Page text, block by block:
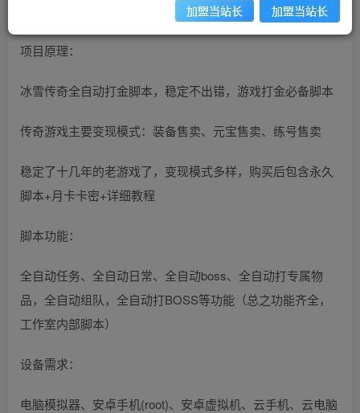
软件名字：盟重英雄之大冰雪传奇
项目原理：
冰雪传奇全自动打金脚本，稳定不出错，游戏打金必备脚本
传奇游戏主要变现模式：装备售卖、元宝售卖、练号售卖
稳定了十几年的老游戏了，变现模式多样，购买后包含永久
脚本+月卡卡密+详细教程
脚本功能：
全自动任务、全自动日常、全自动boss、全自动打专属物
品，全自动组队，全自动打BOSS等功能（总之功能齐全，
工作室内部脚本）
设备需求：
电脑模拟器、安卓手机(root)、安卓虚拟机、云手机、云电脑
加盟当站长 加盟当站长